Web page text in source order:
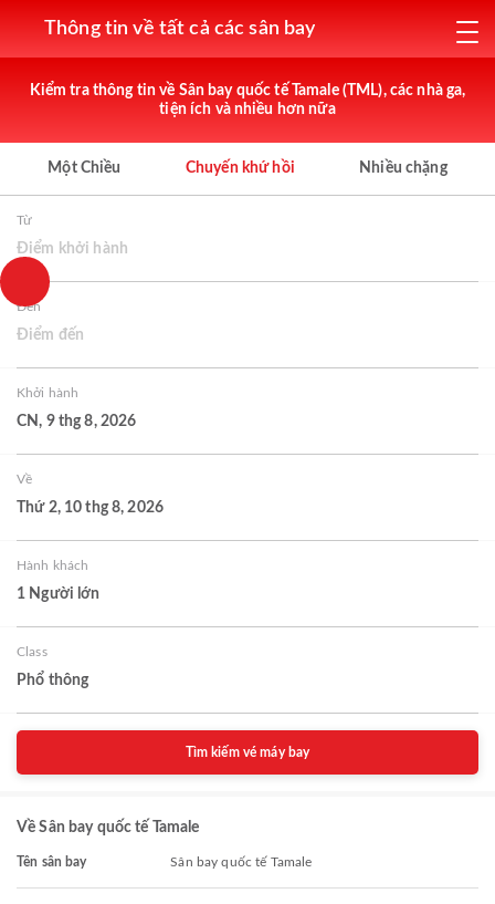
Thông tin về tất cả các sân bay
Kiểm tra thông tin về Sân bay quốc tế Tamale (TML), các nhà ga,
tiện ích và nhiều hơn nữa
Một Chiều Chuyến khứ hồi Nhiều chặng
Từ
Điểm khởi hành
Đến
Điểm đến
Khởi hành
CN, 9 thg 8, 2026
Về
Thứ 2, 10 thg 8, 2026
Hành khách
1 Người lớn
Class
Phổ thông
Tìm kiếm vé máy bay
Về Sân bay quốc tế Tamale
Tên sân bay Sân bay quốc tế Tamale